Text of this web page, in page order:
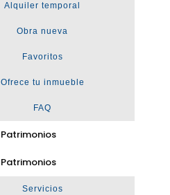
Alquiler temporal
Obra nueva
Favoritos
Ofrece tu inmueble
FAQ
Patrimonios
Patrimonios
Servicios